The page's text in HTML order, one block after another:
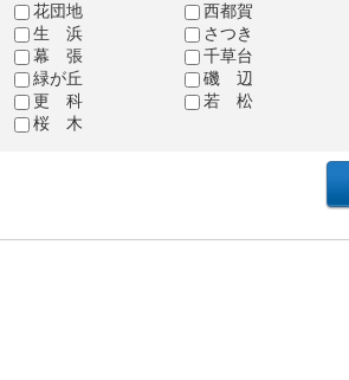
花団地
西都賀
生 浜
さつき
幕 張
千草台
緑が丘
磯 辺
更 科
若 松
桜 木